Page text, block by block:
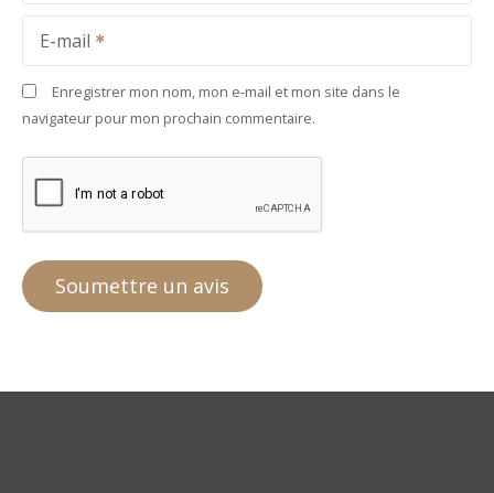
E-mail
Enregistrer mon nom, mon e-mail et mon site dans le
navigateur pour mon prochain commentaire.